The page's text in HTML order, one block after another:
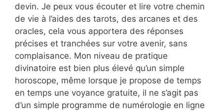
devin. Je peux vous écouter et lire votre chemin
de vie à l’aides des tarots, des arcanes et des
oracles, cela vous apportera des réponses
précises et tranchées sur votre avenir, sans
complaisance. Mon niveau de pratique
divinatoire est bien plus élevé qu’un simple
horoscope, même lorsque je propose de temps
en temps une voyance gratuite, il ne s’agit pas
d’un simple programme de numérologie en ligne